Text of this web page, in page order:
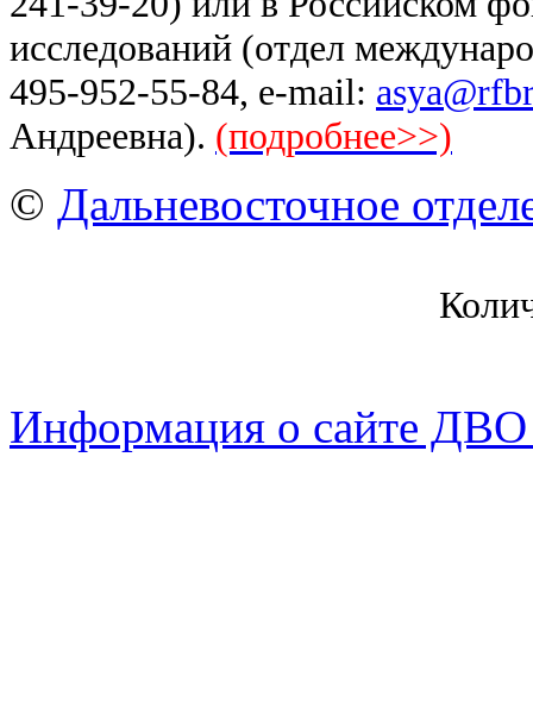
исследований (отдел
495-952-55-84, e-mail:
Андреевна). (подробнее>>)
© Дальневосточное
Информация о сайте